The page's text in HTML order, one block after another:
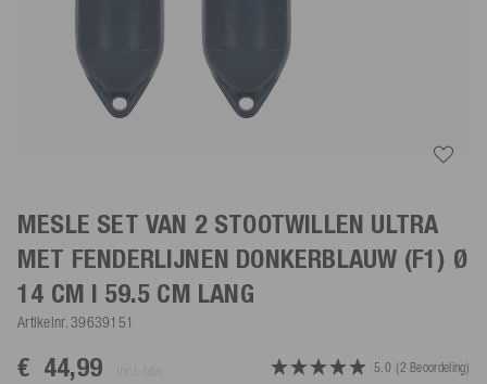
MESLE SET VAN 2 STOOTWILLEN ULTRA
MET FENDERLIJNEN DONKERBLAUW (F1) Ø
14 CM | 59.5 CM LANG
Artikelnr. 39639151
€ 44,99 5.0 (2 Beoordeling)